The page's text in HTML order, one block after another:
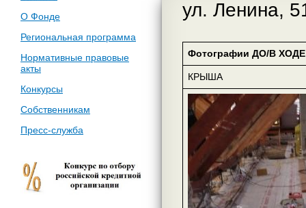
О Фонде
Региональная программа
Нормативные правовые
акты
Конкурсы
Собственникам
Пресс-служба
ул. Ленина,
Фотографии ДО/В ХОДЕ
КРЫША